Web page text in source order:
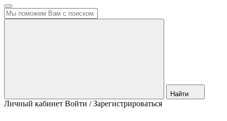
Найти
Личный кабинет Войти / Зарегистрироваться